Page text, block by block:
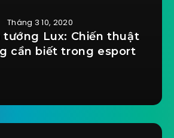
Tháng 3 10, 2020
tướng Lux: Chiến thuật
cần biết trong esport